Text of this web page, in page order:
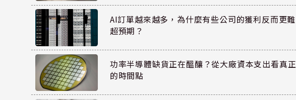
AI訂單越來越多，為什麼有些公司的獲利反而更難
超預期？
功率半導體缺貨正在醞釀？從大廠資本支出看真正
的時間點